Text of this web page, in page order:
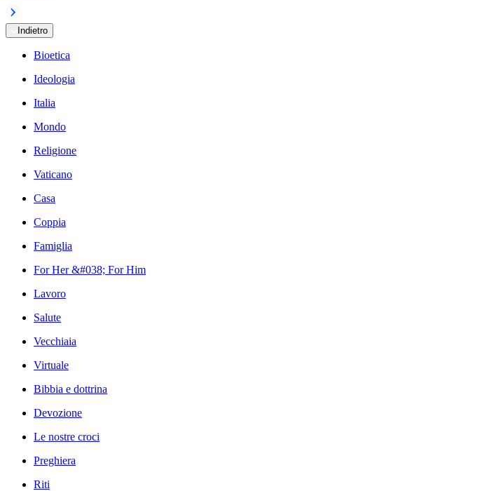
Indietro
Bioetica
Ideologia
Italia
Mondo
Religione
Vaticano
Casa
Coppia
Famiglia
For Her &#038; For Him
Lavoro
Salute
Vecchiaia
Virtuale
Bibbia e dottrina
Devozione
Le nostre croci
Preghiera
Riti